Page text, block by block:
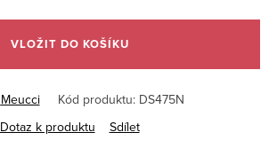
VLOŽIT DO KOŠÍKU
Meucci Kód produktu: DS475N
Dotaz k produktu
Sdílet